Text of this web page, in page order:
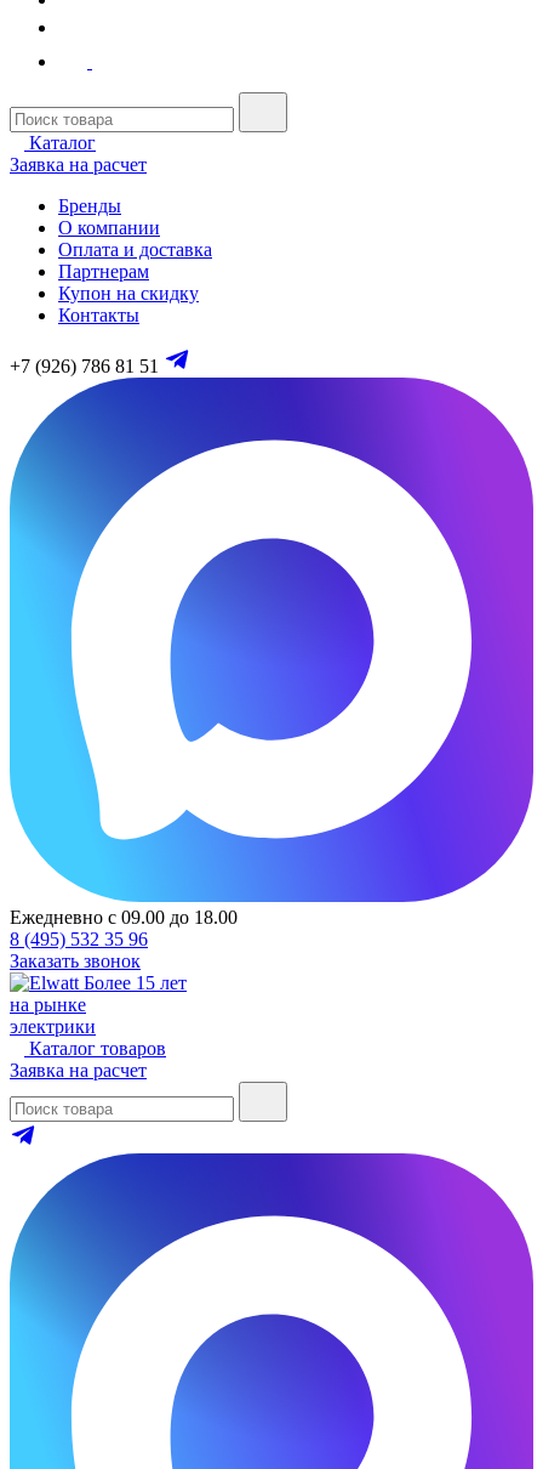
Каталог
Заявка на расчет
Бренды
О компании
Оплата и доставка
Партнерам
Купон на скидку
Контакты
+7 (926) 786 81 51
Ежедневно с 09.00 до 18.00
8 (495) 532 35 96
Заказать звонок
Более 15 лет
на рынке
электрики
Каталог товаров
Заявка на расчет